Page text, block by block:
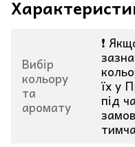
Вибір
кольору
та
аромату
❗
їх у
під